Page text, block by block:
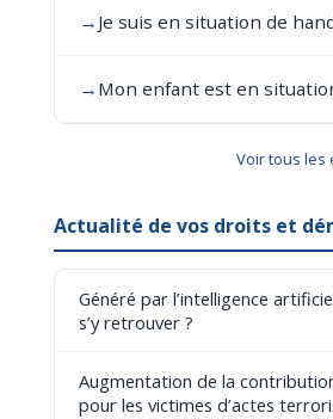
→ Je suis en situation de
→ Mon enfant est en
Voir tous les
Actualité de vos droits et
Généré par l’intelligence
s’y retrouver ?
Augmentation de la
pour les victimes d’actes